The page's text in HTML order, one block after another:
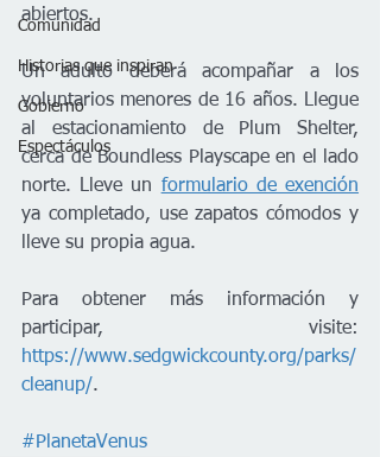
Comunidad
Historias que inspiran
Gobierno
Espectáculos
abiertos.
Un adulto deberá acompañar a los
voluntarios menores de 16 años. Llegue
al estacionamiento de Plum Shelter,
cerca de Boundless Playscape en el lado
norte. Lleve un formulario de exención
ya completado, use zapatos cómodos y
lleve su propia agua.
Para obtener más información y
https://www.sedgwickcounty.org/parks/
cleanup/.
#PlanetaVenus